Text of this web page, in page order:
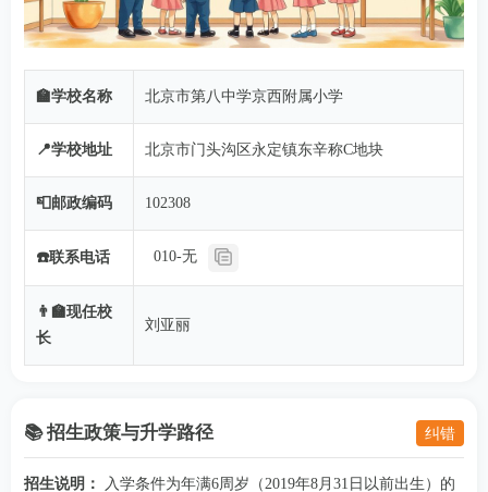
🏫学校名称 北京市第八中学京西附属小学
📍学校地址 北京市门头沟区永定镇东辛称C地块
📮邮政编码 102308
☎️联系电话 010-无
👨‍🏫现任校
长
刘亚丽
📚 招生政策与升学路径 纠错
招生说明：
入学条件为年满6周岁（2019年8月31日以前出生）的